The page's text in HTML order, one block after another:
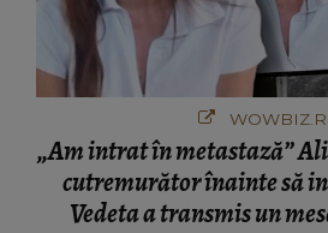
„Am intrat în metastază”
cutremurător înainte să
Vedeta a transmis un